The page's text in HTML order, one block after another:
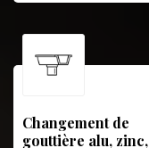
Changement de
gouttière alu, zinc,